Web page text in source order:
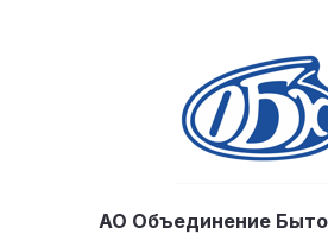
АО Объединение